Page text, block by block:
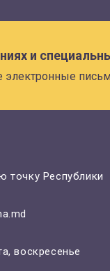
и
электронные
точку Республики
воскресенье